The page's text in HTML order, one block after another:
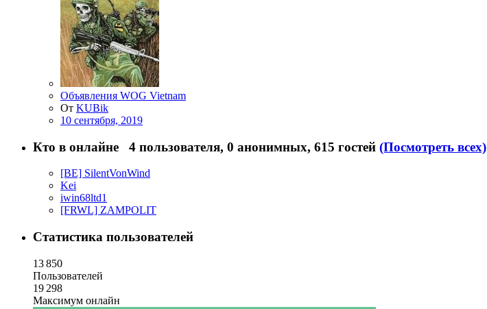
Объявления WOG Vietnam
От KUBik
10 сентября, 2019
Кто в онлайне 4 пользователя, 0 анонимных, 615 гостей (Посмотреть всех)
[BE] SilentVonWind
Kei
iwin68ltd1
[FRWL] ZAMPOLIT
Статистика пользователей
13 850
Пользователей
19 298
Максимум онлайн